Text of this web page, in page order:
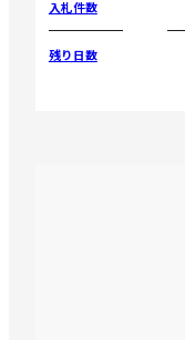
入札件数
残り日数